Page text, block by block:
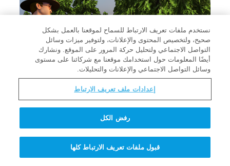
نستخدم ملفات تعريف الارتباط للسماح لموقعنا بالعمل بشكل
صحيح، ولتخصيص المحتوى والإعلانات، ولتوفير ميزات وسائل
التواصل الاجتماعي ولتحليل حركة المرور على الموقع. ونشارك
أيضًا المعلومات حول استخدامك موقعنا مع شركائنا على مستوى
وسائل التواصل الاجتماعي والإعلانات والتحليلات.
إعدادات ملف تعريف الارتباط
رفض الكل
قبول ملفات تعريف الارتباط كلها